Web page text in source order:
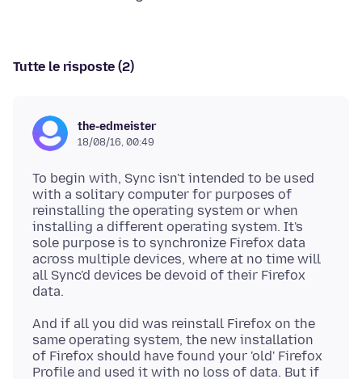
Tutte le risposte (2)
the-edmeister
18/08/16, 00:49
To begin with, Sync isn't intended to be used
with a solitary computer for purposes of
reinstalling the operating system or when
installing a different operating system. It's
sole purpose is to synchronize Firefox data
across multiple devices, where at no time will
all Sync'd devices be devoid of their Firefox
And if all you did was reinstall Firefox on the
same operating system, the new installation
of Firefox should have found your 'old' Firefox
Profile and used it with no loss of data. But if